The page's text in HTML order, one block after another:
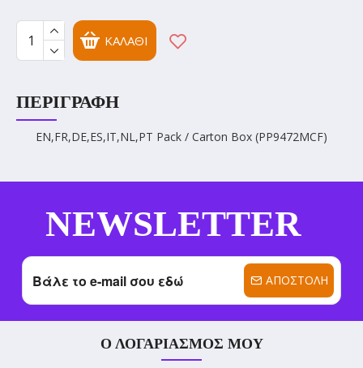
ΚΑΛΆΘΙ
ΠΕΡΙΓΡΑΦΉ
EN,FR,DE,ES,IT,NL,PT Pack / Carton Box (PP9472MCF)
NEWSLETTER
ΑΠΟΣΤΟΛΉ
Ο ΛΟΓΑΡΙΑΣΜΌΣ ΜΟΥ